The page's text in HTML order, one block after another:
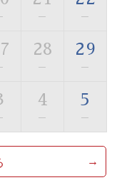
されるプライベー
ドが諏訪大社をご
ご利用ご希望の方
— —
28
—
29
—
4
—
5
—